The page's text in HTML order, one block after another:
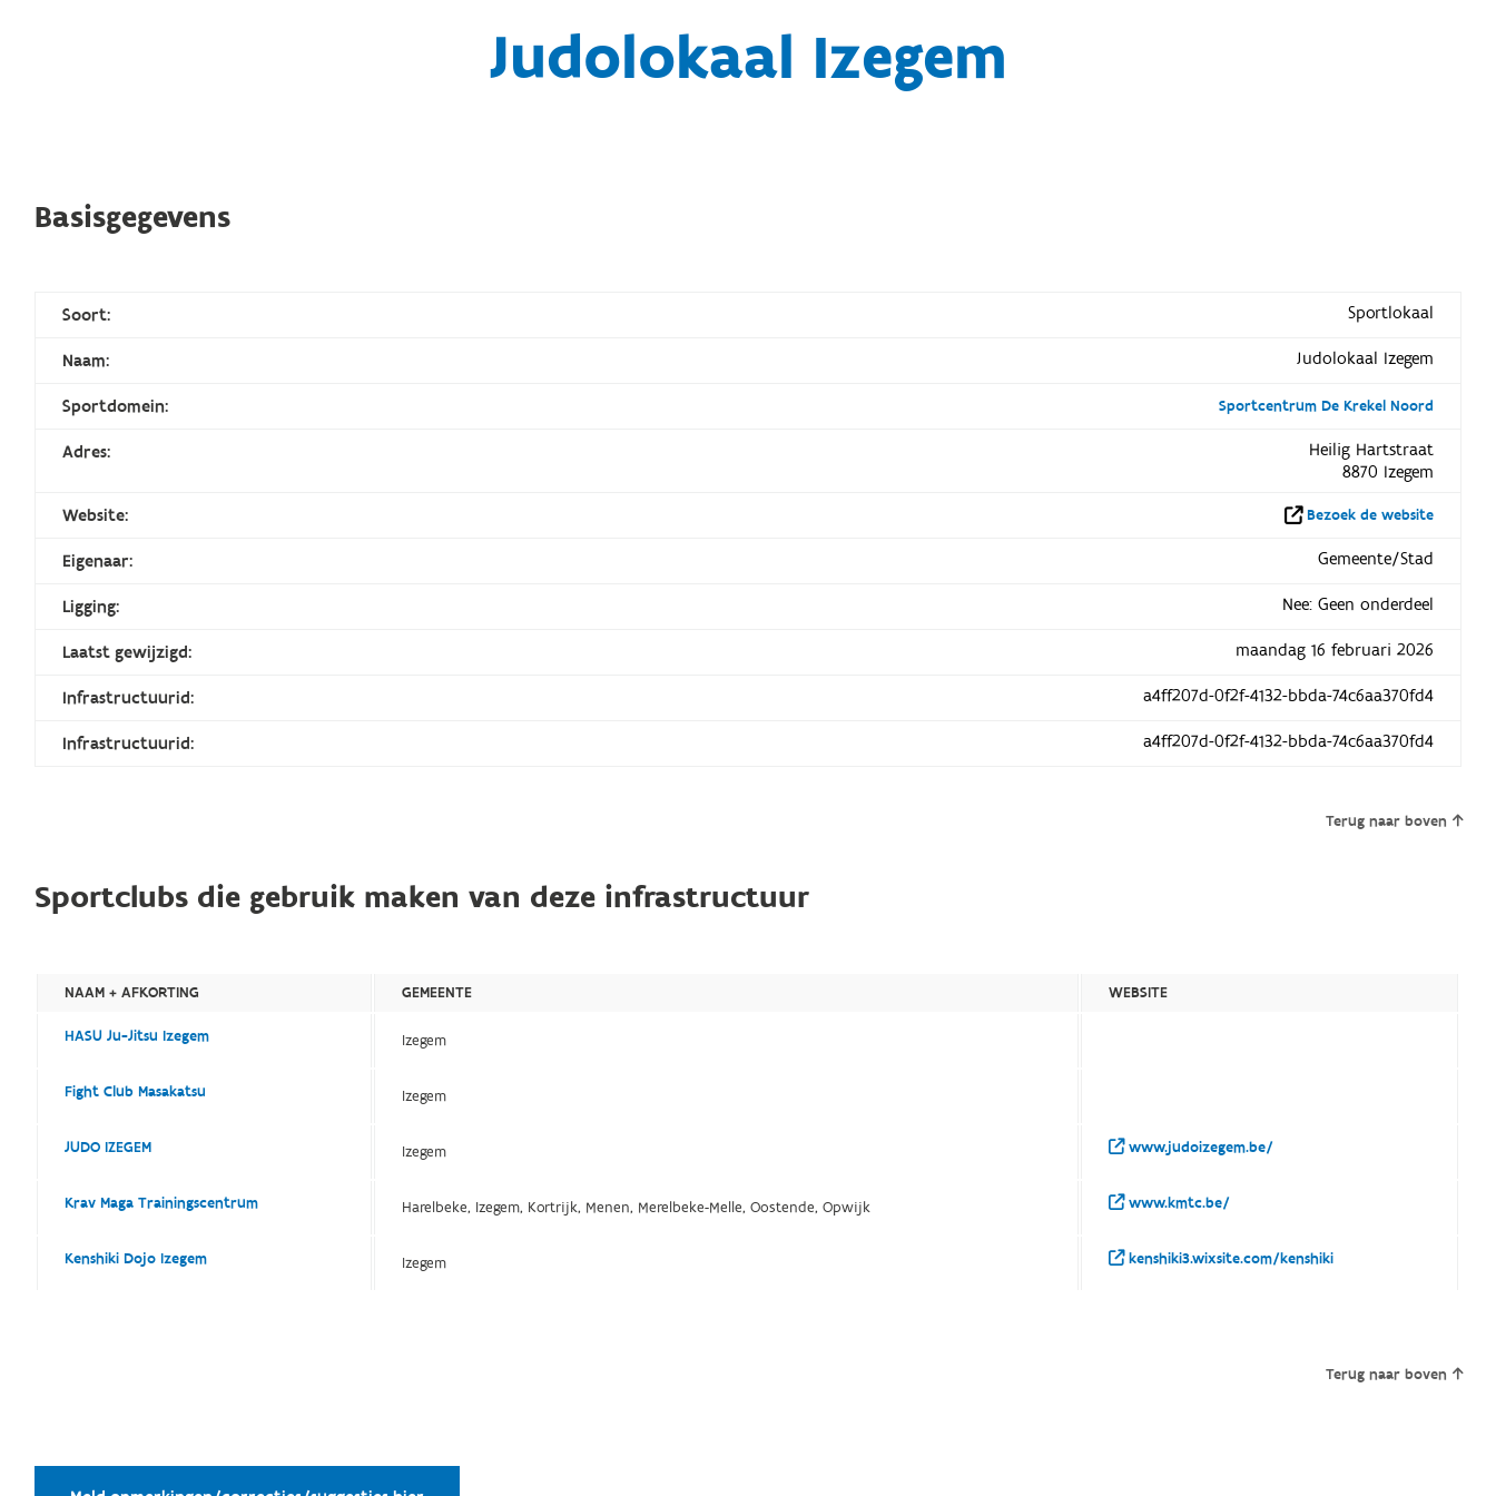
Judolokaal Izegem
Basisgegevens
Soort: Sportlokaal
Naam: Judolokaal Izegem
Sportdomein: Sportcentrum De Krekel Noord
Adres:
Heilig Hartstraat
8870 Izegem
Website:
Bezoek de website
Eigenaar: Gemeente/Stad
Ligging: Nee: Geen onderdeel
Laatst gewijzigd: maandag 16 februari 2026
Infrastructuurid: a4ff207d-0f2f-4132-bbda-74c6aa370fd4
Infrastructuurid: a4ff207d-0f2f-4132-bbda-74c6aa370fd4
Terug naar boven
Sportclubs die gebruik maken van deze infrastructuur
NAAM + AFKORTING GEMEENTE WEBSITE
HASU Ju-Jitsu Izegem Izegem
Fight Club Masakatsu Izegem
JUDO IZEGEM Izegem www.judoizegem.be/
Krav Maga Trainingscentrum Harelbeke, Izegem, Kortrijk, Menen, Merelbeke-Melle, Oostende, Opwijk www.kmtc.be/
Kenshiki Dojo Izegem Izegem kenshiki3.wixsite.com/kenshiki
Terug naar boven